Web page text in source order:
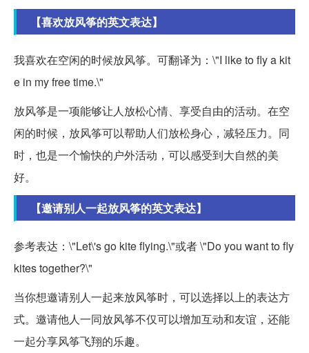
【喜欢放风筝的英文表达】
我喜欢在空闲的时候放风筝。可翻译为：\"I like to fly a kit
e in my free time.\"
放风筝是一项能够让人放松心情、享受自由的活动。在空
闲的时候，放风筝可以帮助人们放松身心，减轻压力。同
时，也是一个愉快的户外活动，可以感受到大自然的美
好。
【邀请别人一起放风筝的英文表达】
参考表达：\"Let\'s go kite flying.\"或者 \"Do you want to fly
kites together?\"
当你想邀请别人一起来放风筝时，可以选择以上的表达方
式。邀请他人一同放风筝不仅可以增加互动和友谊，还能
一起分享风筝飞翔的乐趣。